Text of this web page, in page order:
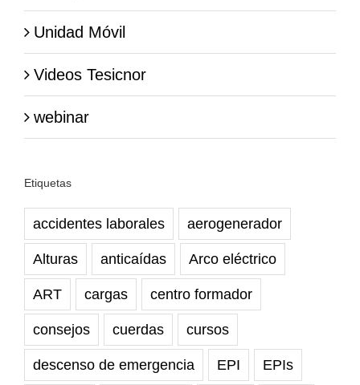
Unidad Móvil
Videos Tesicnor
webinar
Etiquetas
accidentes laborales aerogenerador
Alturas anticaídas Arco eléctrico
ART cargas centro formador
consejos cuerdas cursos
descenso de emergencia EPI EPIs